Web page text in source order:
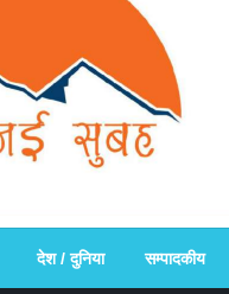
देश / दुनिया सम्पादकीय